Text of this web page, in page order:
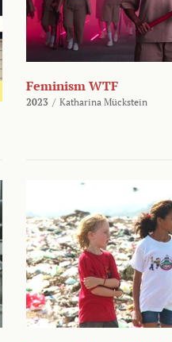
Feminism WTF
2023 / Katharina Mückstein